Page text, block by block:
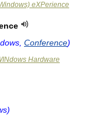
eXPerience
Conference)
Hardware